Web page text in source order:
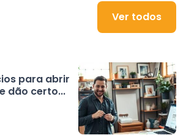
Ver todos
para abrir
dão certo...